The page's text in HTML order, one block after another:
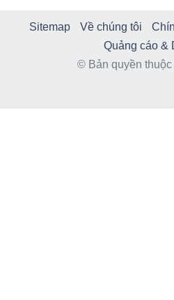
Sitemap Về chúng tôi
Quảng cáo &
© Bản quyền